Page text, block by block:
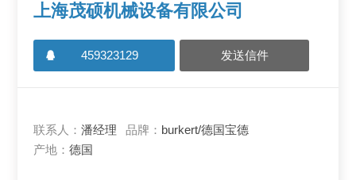
上海茂硕机械设备有限公司
459323129 发送信件
联系人：潘经理 品牌： burkert/德国宝德
产地：德国